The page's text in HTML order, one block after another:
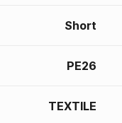
Short
PE26
TEXTILE